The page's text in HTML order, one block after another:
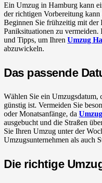
Ein Umzug in Hamburg kann
der richtigen Vorbereitung
Beginnen Sie frühzeitig mit der
Paniksituationen zu
und Tipps, um Ihren Umzug
abzuwickeln.
Das passende
Wählen Sie ein Umzugsdatum,
günstig ist. Vermeiden Sie
oder Monatsanfänge, da
ausgebucht und die Straßen
Sie Ihren Umzug unter der
Umzugsunternehmen als auch
Die richtige